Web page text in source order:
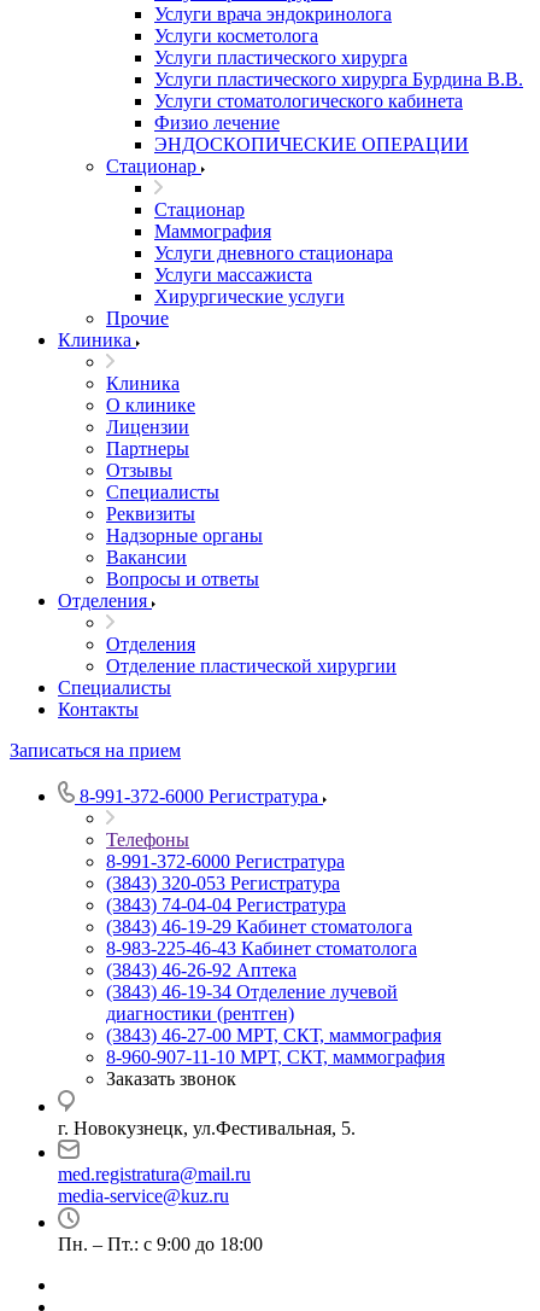
Услуги врача эндокринолога
Услуги косметолога
Услуги пластического хирурга
Услуги пластического хирурга Бурдина В.В.
Услуги стоматологического кабинета
Физио лечение
ЭНДОСКОПИЧЕСКИЕ ОПЕРАЦИИ
Стационар
Стационар
Маммография
Услуги дневного стационара
Услуги массажиста
Хирургические услуги
Прочие
Клиника
Клиника
О клинике
Лицензии
Партнеры
Отзывы
Специалисты
Реквизиты
Надзорные органы
Вакансии
Вопросы и ответы
Отделения
Отделения
Отделение пластической хирургии
Специалисты
Контакты
Записаться на прием
8-991-372-6000 Регистратура
Телефоны
8-991-372-6000 Регистратура
(3843) 320-053 Регистратура
(3843) 74-04-04 Регистратура
(3843) 46-19-29 Кабинет стоматолога
8-983-225-46-43 Кабинет стоматолога
(3843) 46-26-92 Аптека
(3843) 46-19-34 Отделение лучевой
диагностики (рентген)
(3843) 46-27-00 МРТ, СКТ, маммография
8-960-907-11-10 МРТ, СКТ, маммография
Заказать звонок
г. Новокузнецк, ул.Фестивальная, 5.
med.registratura@mail.ru
media-service@kuz.ru
Пн. – Пт.: с 9:00 до 18:00